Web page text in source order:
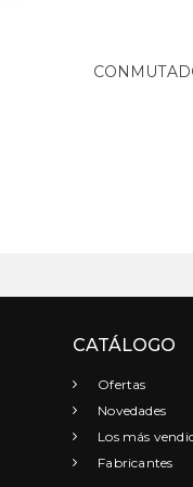
CATÁLOGO
Ofertas
Novedades
Los más
Fabricantes